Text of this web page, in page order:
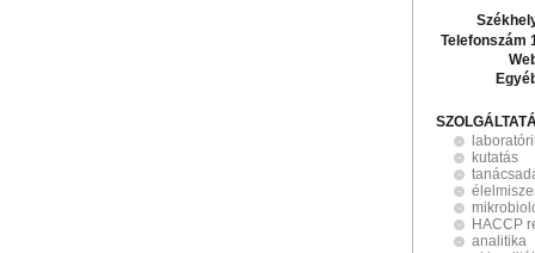
Telefonszám
kutatás
HACCP
analitika